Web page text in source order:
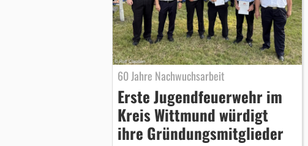
60 Jahre Nachwuchsarbeit
Erste Jugendfeuerwehr im
Kreis Wittmund würdigt
ihre Gründungsmitglieder